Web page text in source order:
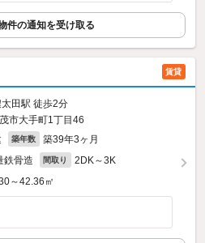
件の通知を受け取る
賃貸
田駅 徒歩2分
市大手町1丁目46
築年数 築39年3ヶ月
鉄骨造 間取り 2DK～3K
～42.36㎡